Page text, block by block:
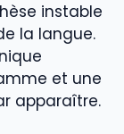
instable
la langue.
et une
apparaître.